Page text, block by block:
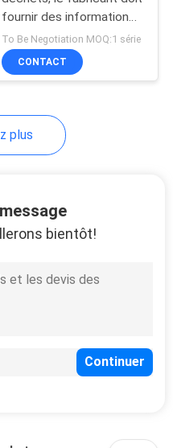
fournir des informations
détaillées sur les
déchets.
To Be Negotiation MOQ:1 série
CONTACT
plus
bientôt!